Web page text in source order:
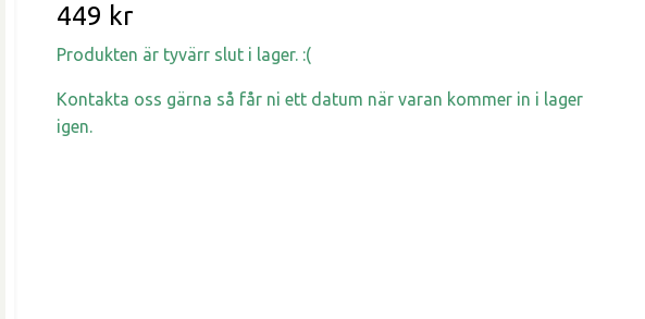
449 kr
Produkten är tyvärr slut i lager. :(
Kontakta oss gärna så får ni ett datum när varan kommer in i lager
igen.